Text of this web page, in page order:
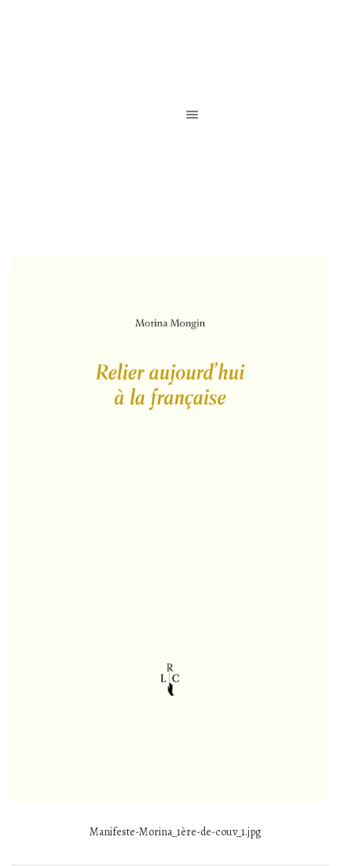
Manifeste-Morina_1ère-de-couv_1.jpg